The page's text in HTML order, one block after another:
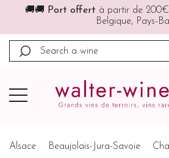
🚚🚚 Port offert à partir de 200€
Belgique, Pays-
Alsace Beaujolais-Jura-Savoie